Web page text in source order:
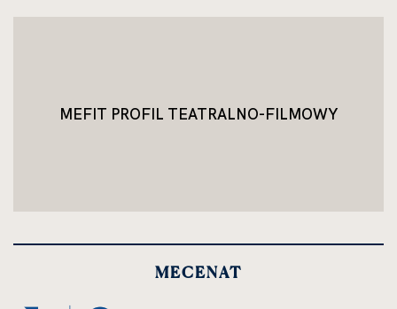
MEFIT PROFIL TEATRALNO-FILMOWY
MECENAT